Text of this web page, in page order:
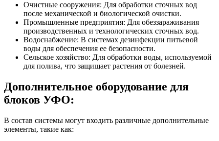
Очистные сооружения: Для обработки сточных вод
после механической и биологической очистки.
Промышленные предприятия: Для обеззараживания
производственных и технологических сточных вод.
Водоснабжение: В системах дезинфекции питьевой
воды для обеспечения ее безопасности.
Сельское хозяйство: Для обработки воды, используемой
для полива, что защищает растения от болезней.
Дополнительное оборудование для
блоков УФО:
В состав системы могут входить различные дополнительные
элементы, такие как: